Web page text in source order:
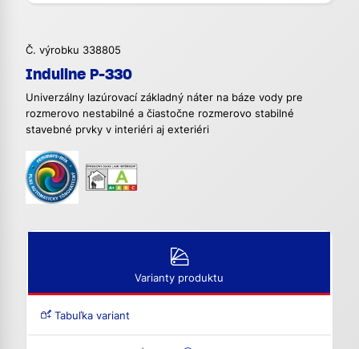
Č. výrobku 338805
Induline P-330
Univerzálny lazúrovací základný náter na báze vody pre
rozmerovo nestabilné a čiastočne rozmerovo stabilné
stavebné prvky v interiéri aj exteriéri
Varianty produktu
Tabuľka variant